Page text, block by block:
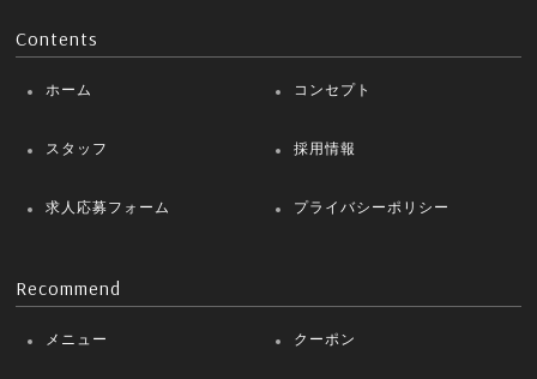
Contents
ホーム コンセプト
スタッフ 採用情報
求人応募フォーム プライバシーポリシー
Recommend
メニュー クーポン